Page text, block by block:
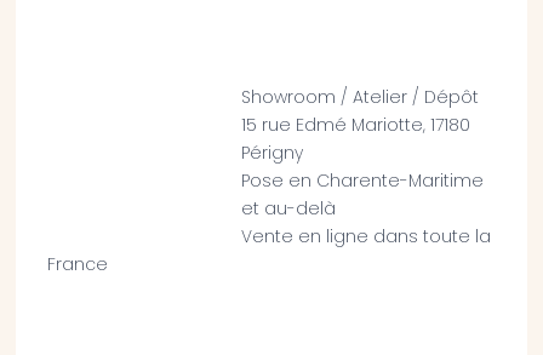
Showroom / Atelier / Dépôt
15 rue Edmé Mariotte, 17180
Périgny
Pose en Charente-Maritime
et au-delà
Vente en ligne dans toute la
France